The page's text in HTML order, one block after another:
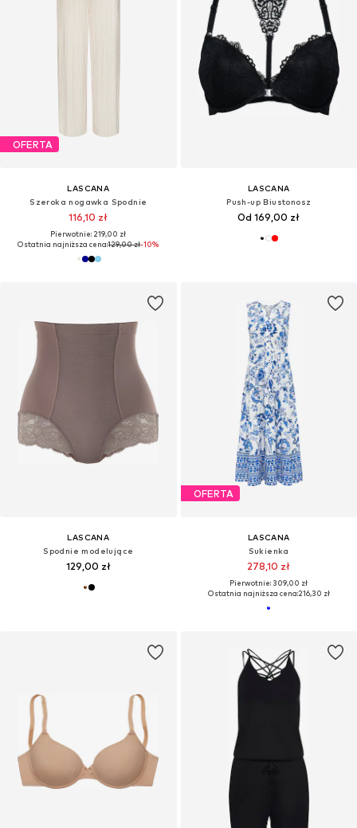
OFERTA
LASCANA
Szeroka nogawka Spodnie
116,10 zł
Pierwotnie: 219,00 zł
Ostatnia najniższa cena:129,00 zł-10%
LASCANA
Push-up Biustonosz
Od 169,00 zł
LASCANA
Spodnie modelujące
129,00 zł
OFERTA
LASCANA
Sukienka
278,10 zł
Pierwotnie: 309,00 zł
Ostatnia najniższa cena:216,30 zł